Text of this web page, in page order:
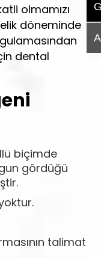
olmamızı
döneminde
dental
biçimde
gördüğü
talimat